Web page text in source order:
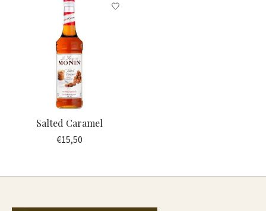
Salted Caramel
€15,50